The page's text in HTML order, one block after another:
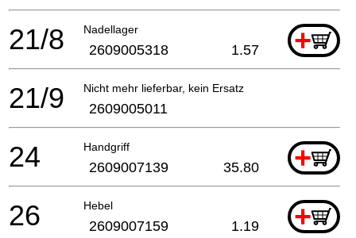
Nadellager +
21/8 2609005318 1.57
Nicht mehr lieferbar, kein Ersatz
21/9 2609005011
Handgriff +
24 2609007139 35.80
Hebel +
26 2609007159 1.19